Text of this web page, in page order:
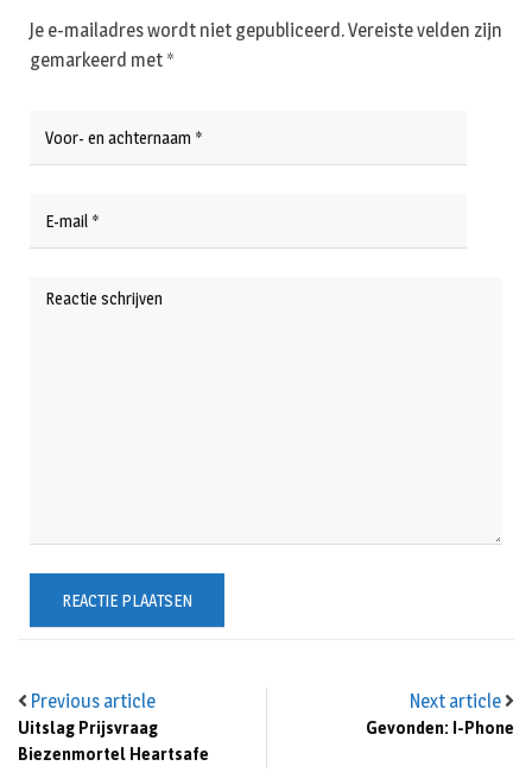
Previous article
Uitslag Prijsvraag
Biezenmortel Heartsafe
Next article
Gevonden: I-Phone
Je e-mailadres wordt niet gepubliceerd.Vereiste velden zijn
gemarkeerd met *